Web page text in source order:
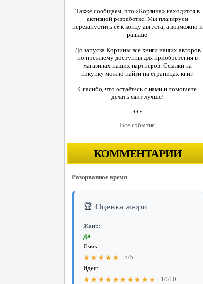
Также сообщаем, что «Корзина» находится в
активной разработке. Мы планируем
перезапустить её к концу августа, а возможно и
раньше.
До запуска Корзины все книги наших авторов
по-прежнему доступны для приобретения в
магазинах наших партнёров. Ссылки на
покупку можно найти на страницах книг.
Спасибо, что остаётесь с нами и помогаете
делать сайт лучше!
***
Все события
КОММЕНТАРИИ
Разорванное время
🏆 Оценка жюри
Жанр:
Да
Язык:
★★★★★
5/5
Идея:
★★★★★★★★★★
10/10